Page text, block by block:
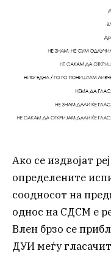
Ако се издвојат
определените
соодносот на
однос на СДСМ е
Влен брзо се
ДУИ меѓу